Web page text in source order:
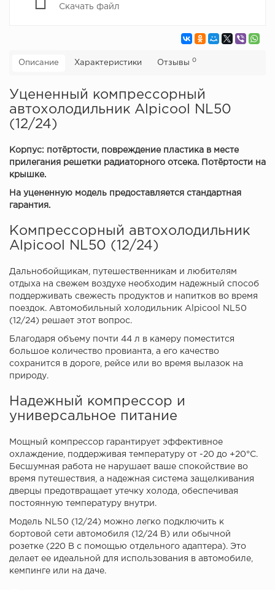
Скачать файл
Описание Характеристики Отзывы 0
Уцененный компрессорный
автохолодильник Alpicool NL50
(12/24)
Корпус: потёртости, повреждение пластика в месте
прилегания решетки радиаторного отсека. Потёртости на
крышке.
На уцененную модель предоставляется стандартная
гарантия.
Компрессорный автохолодильник
Alpicool NL50 (12/24)
Дальнобойщикам, путешественникам и любителям
отдыха на свежем воздухе необходим надежный способ
поддерживать свежесть продуктов и напитков во время
поездок. Автомобильный холодильник Alpicool NL50
(12/24) решает этот вопрос.
Благодаря объему почти 44 л в камеру поместится
большое количество провианта, а его качество
сохранится в дороге, рейсе или во время вылазок на
природу.
Надежный компрессор и
универсальное питание
Мощный компрессор гарантирует эффективное
охлаждение, поддерживая температуру от -20 до +20°C.
Бесшумная работа не нарушает ваше спокойствие во
время путешествия, а надежная система защелкивания
дверцы предотвращает утечку холода, обеспечивая
постоянную температуру внутри.
Модель NL50 (12/24) можно легко подключить к
бортовой сети автомобиля (12/24 В) или обычной
розетке (220 В с помощью отдельного адаптера). Это
делает ее идеальной для использования в автомобиле,
кемпинге или на даче.